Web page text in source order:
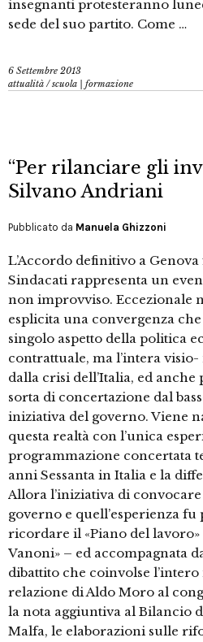
insegnanti protesteranno
sede del suo partito. Come …
6 Settembre 2013
attualità /scuola | formazione
“Per rilanciare gli
Silvano Andriani
Pubblicato da Manuela Ghizzoni
L’Accordo definitivo a
Sindacati rappresenta un
non improvviso. Eccezionale
esplicita una convergenza
singolo aspetto della politica
contrattuale, ma l’intera
dalla crisi dell’Italia, ed
sorta di concertazione dal
iniziativa del governo. Viene
questa realtà con l’unica
programmazione concertata
anni Sessanta in Italia e la
Allora l’iniziativa di
governo e quell’esperienza fu
ricordare il «Piano del lavoro»
Vanoni» – ed accompagnata
dibattito che coinvolse
relazione di Aldo Moro al
la nota aggiuntiva al Bilancio
Malfa, le elaborazioni sulle